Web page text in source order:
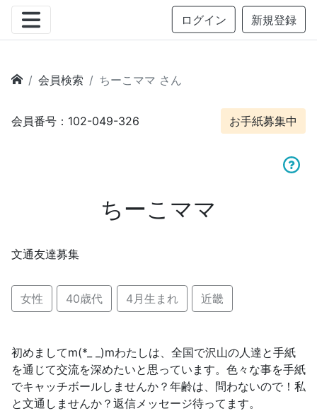
ログイン 新規登録
会員検索 ちーこママ さん
会員番号：102-049-326 お手紙募集中
ちーこママ
文通友達募集
女性 40歳代 4月生まれ 近畿
初めましてm(*_ _)mわたしは、全国で沢山の人達と手紙
を通じて交流を深めたいと思っています。色々な事を手紙
でキャッチボールしませんか？年齢は、問わないので！私
と文通しませんか？返信メッセージ待ってます。